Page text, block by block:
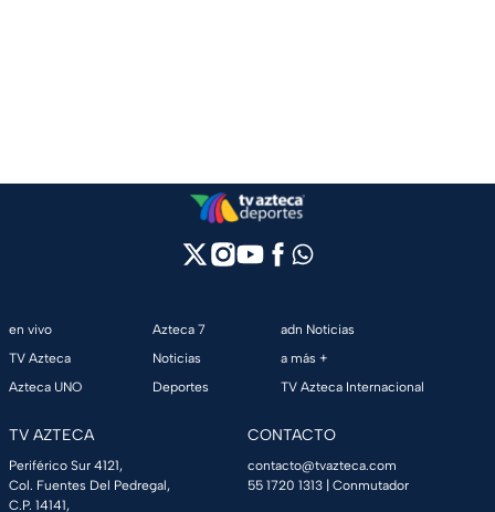
en vivo
TV Azteca
Azteca UNO
Azteca 7
Noticias
Deportes
adn Noticias
a más +
TV Azteca Internacional
TV AZTECA
Periférico Sur 4121,
Col. Fuentes Del Pedregal,
C.P. 14141,
CONTACTO
contacto@tvazteca.com
55 1720 1313 | Conmutador